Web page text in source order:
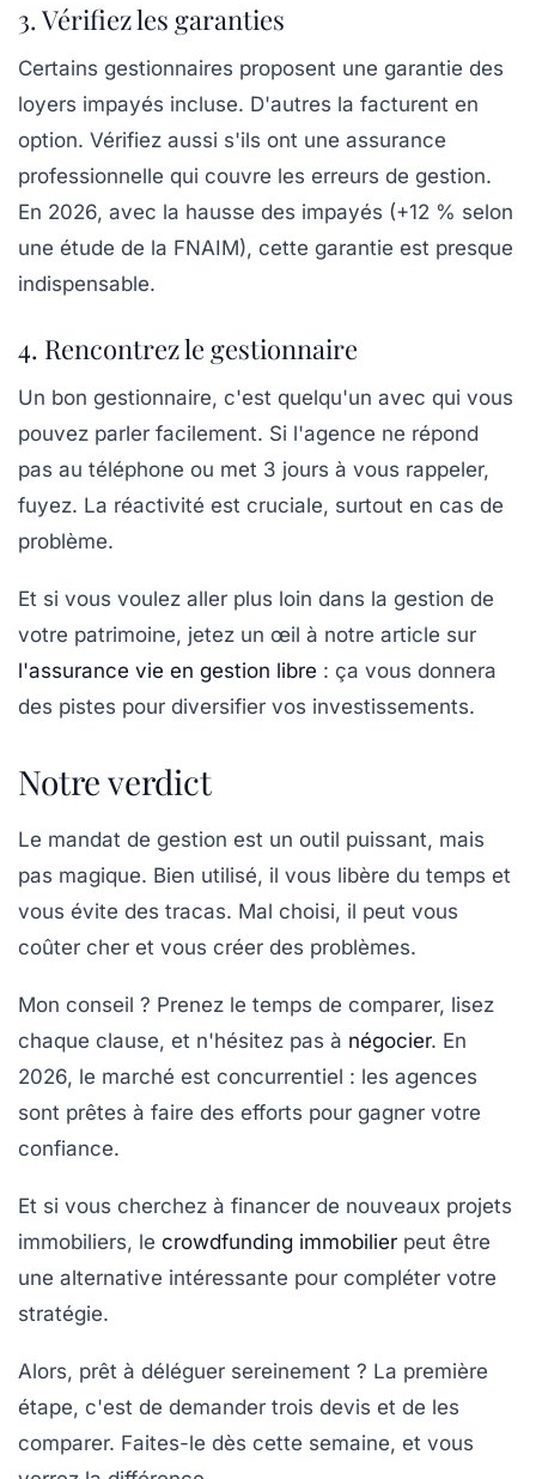
3. Vérifiez les garanties
Certains gestionnaires proposent une garantie des
loyers impayés incluse. D'autres la facturent en
option. Vérifiez aussi s'ils ont une assurance
professionnelle qui couvre les erreurs de gestion.
En 2026, avec la hausse des impayés (+12 % selon
une étude de la FNAIM), cette garantie est presque
indispensable.
4. Rencontrez le gestionnaire
Un bon gestionnaire, c'est quelqu'un avec qui vous
pouvez parler facilement. Si l'agence ne répond
pas au téléphone ou met 3 jours à vous rappeler,
fuyez. La réactivité est cruciale, surtout en cas de
problème.
Et si vous voulez aller plus loin dans la gestion de
votre patrimoine, jetez un œil à notre article sur
l'assurance vie en gestion libre : ça vous donnera
des pistes pour diversifier vos investissements.
Notre verdict
Le mandat de gestion est un outil puissant, mais
pas magique. Bien utilisé, il vous libère du temps et
vous évite des tracas. Mal choisi, il peut vous
coûter cher et vous créer des problèmes.
Mon conseil ? Prenez le temps de comparer, lisez
chaque clause, et n'hésitez pas à négocier. En
2026, le marché est concurrentiel : les agences
sont prêtes à faire des efforts pour gagner votre
confiance.
Et si vous cherchez à financer de nouveaux projets
immobiliers, le crowdfunding immobilier peut être
une alternative intéressante pour compléter votre
stratégie.
Alors, prêt à déléguer sereinement ? La première
étape, c'est de demander trois devis et de les
comparer. Faites-le dès cette semaine, et vous